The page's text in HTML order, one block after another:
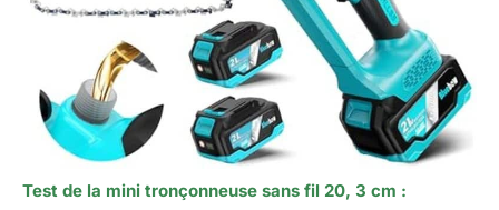
Test de la mini tronçonneuse sans fil 20, 3 cm :